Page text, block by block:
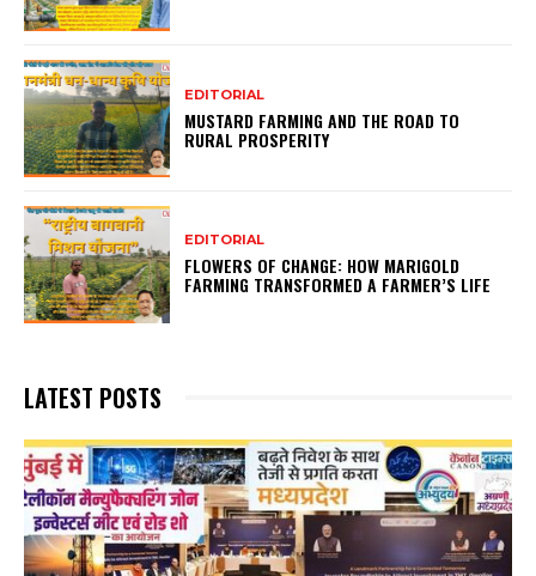
EDITORIAL
MUSTARD FARMING AND THE ROAD TO
RURAL PROSPERITY
EDITORIAL
FLOWERS OF CHANGE: HOW MARIGOLD
FARMING TRANSFORMED A FARMER’S LIFE
LATEST POSTS